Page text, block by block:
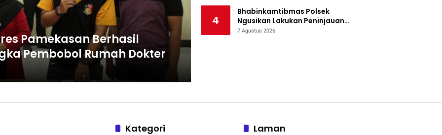
Pamekasan Berhasil
Pembobol Rumah Dokter
4
Bhabinkamtibmas Polsek
Ngusikan Lakukan Peninjauan
Tanaman Jagung Dalam Rangka
7 Agustus 2026
Kategori Laman